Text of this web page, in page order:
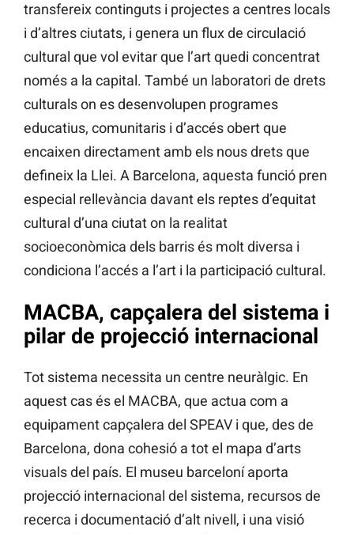
transfereix continguts i projectes a centres locals
i d’altres ciutats, i genera un flux de circulació
cultural que vol evitar que l’art quedi concentrat
només a la capital. També un laboratori de drets
culturals on es desenvolupen programes
educatius, comunitaris i d’accés obert que
encaixen directament amb els nous drets que
defineix la Llei. A Barcelona, aquesta funció pren
especial rellevància davant els reptes d’equitat
cultural d’una ciutat on la realitat
socioeconòmica dels barris és molt diversa i
condiciona l’accés a l’art i la participació cultural.
MACBA, capçalera del sistema i
pilar de projecció internacional
Tot sistema necessita un centre neuràlgic. En
aquest cas és el MACBA, que actua com a
equipament capçalera del SPEAV i que, des de
Barcelona, dona cohesió a tot el mapa d’arts
visuals del país. El museu barceloní aporta
projecció internacional del sistema, recursos de
recerca i documentació d’alt nivell, i una visió